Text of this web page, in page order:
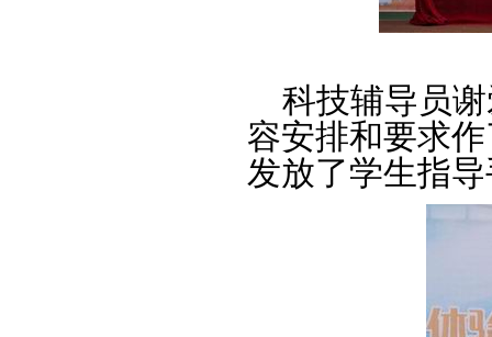
科技辅导员谢
容安排和要求
发放了学生指